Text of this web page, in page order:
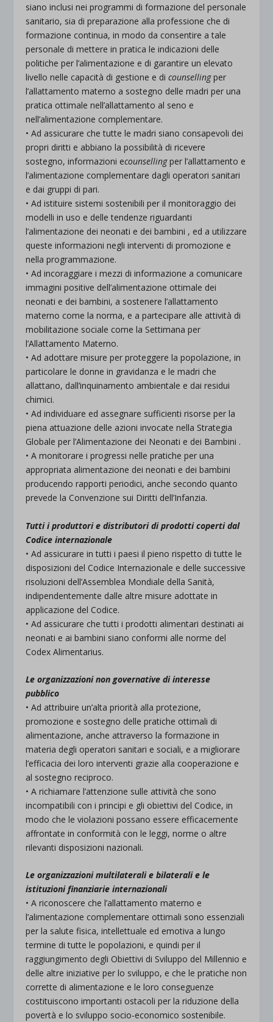
siano inclusi nei programmi di formazione del personale
sanitario, sia di preparazione alla professione che di
formazione continua, in modo da consentire a tale
personale di mettere in pratica le indicazioni delle
politiche per l’alimentazione e di garantire un elevato
livello nelle capacità di gestione e dicounsellingper
l’allattamento materno a sostegno delle madri per una
pratica ottimale nell’allattamento al seno e
nell’alimentazione complementare.
• Ad assicurare che tutte le madri siano consapevoli dei
propri diritti e abbiano la possibilità di ricevere
sostegno, informazioni ecounsellingper l’allattamento e
l’alimentazione complementare dagli operatori sanitari
e dai gruppi di pari.
• Ad istituire sistemi sostenibili per il monitoraggio dei
modelli in uso e delle tendenze riguardanti
l’alimentazione dei neonati e dei bambini , ed a utilizzare
queste informazioni negli interventi di promozione e
nella programmazione.
• Ad incoraggiare i mezzi di informazione a comunicare
immagini positive dell’alimentazione ottimale dei
neonati e dei bambini, a sostenere l’allattamento
materno come la norma, e a partecipare alle attività di
mobilitazione sociale come la Settimana per
l’Allattamento Materno.
• Ad adottare misure per proteggere la popolazione, in
particolare le donne in gravidanza e le madri che
allattano, dall’inquinamento ambientale e dai residui
chimici.
• Ad individuare ed assegnare sufficienti risorse per la
piena attuazione delle azioni invocate nella Strategia
Globale per l’Alimentazione dei Neonati e dei Bambini .
• A monitorare i progressi nelle pratiche per una
appropriata alimentazione dei neonati e dei bambini
producendo rapporti periodici, anche secondo quanto
prevede la Convenzione sui Diritti dell’Infanzia.
Tutti i produttori e distributori di prodotti coperti dal
Codice internazionale
• Ad assicurare in tutti i paesi il pieno rispetto di tutte le
disposizioni del Codice Internazionale e delle successive
risoluzioni dell’Assemblea Mondiale della Sanità,
indipendentemente dalle altre misure adottate in
applicazione del Codice.
• Ad assicurare che tutti i prodotti alimentari destinati ai
neonati e ai bambini siano conformi alle norme del
Codex Alimentarius.
Le organizzazioni non governative di interesse
pubblico
• Ad attribuire un’alta priorità alla protezione,
promozione e sostegno delle pratiche ottimali di
alimentazione, anche attraverso la formazione in
materia degli operatori sanitari e sociali, e a migliorare
l’efficacia dei loro interventi grazie alla cooperazione e
al sostegno reciproco.
• A richiamare l’attenzione sulle attività che sono
incompatibili con i principi e gli obiettivi del Codice, in
modo che le violazioni possano essere efficacemente
affrontate in conformità con le leggi, norme o altre
rilevanti disposizioni nazionali.
Le organizzazioni multilaterali e bilaterali e le
istituzioni finanziarie internazionali
• A riconoscere che l’allattamento materno e
l’alimentazione complementare ottimali sono essenziali
per la salute fisica, intellettuale ed emotiva a lungo
termine di tutte le popolazioni, e quindi per il
raggiungimento degli Obiettivi di Sviluppo del Millennio e
delle altre iniziative per lo sviluppo, e che le pratiche non
corrette di alimentazione e le loro conseguenze
costituiscono importanti ostacoli per la riduzione della
povertà e lo sviluppo socio-economico sostenibile.